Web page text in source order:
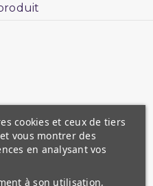
cookies et ceux de tiers
vous montrer des
en analysant vos
à son utilisation,